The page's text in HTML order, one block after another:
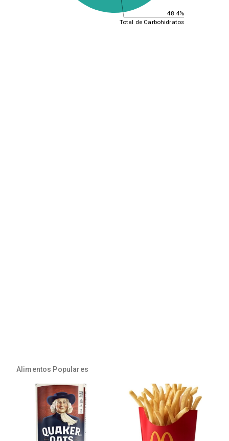
48.4%
Total de Carbohidratos
Alimentos Populares